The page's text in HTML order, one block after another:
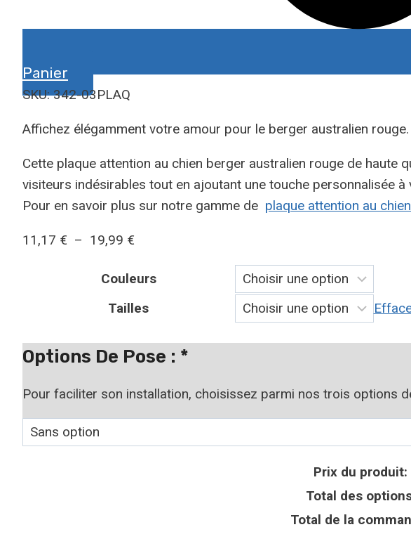
Panier
SKU: 342-03PLAQ
Affichez élégamment votre amour pour le berger australien rouge.
Cette plaque attention au chien berger australien rouge de
visiteurs indésirables tout en ajoutant une touche personnalisée à
Pour en savoir plus sur notre gamme de plaque attention au
11,17 € – 19,99 €
prix :
11,17 €
19,99 €
Couleurs
Tailles
Options De Pose : *
Pour faciliter son installation, choisissez parmi nos trois options
Prix du produit:
Total des
Total de la